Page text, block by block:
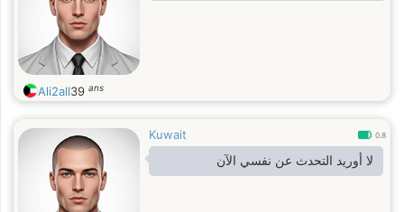
Ali2all39 ans
Kuwait 0.8
لا أوريد التحدث عن نفسي الآن